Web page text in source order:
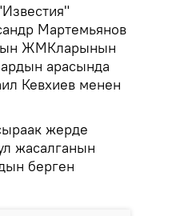
Мартемьянов
ЖМКларынын
арасында
Кевхиев менен
жерде
жасалганын
берген